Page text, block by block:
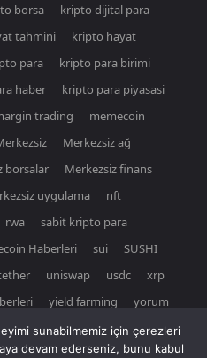
borsa
kripto dijital para
tahmini
kripto hayat
para
kripto para birimi
haber
kripto para piyasasi
trading
memecoin
Merkezsiz ağ
borsalar
Merkezsiz finans
uygulama
nft
rwa
sabit kripto para
Haberleri sui
SUSHI
uniswap usdc
xrp
yield farming yorum
sunabilmemiz için çerezleri
devam ederseniz, bunu kabul